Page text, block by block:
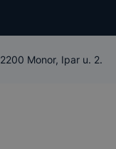
2200 Monor, Ipar u. 2.